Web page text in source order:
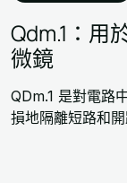
Qdm.1：用
微鏡
QDm.1 是對電路
損地隔離短路和開